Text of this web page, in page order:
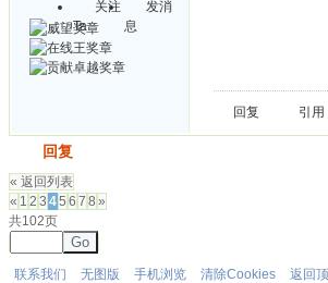
关注
Ta
发消
息
回复 引用
回复
« 返回列表
« 1 2 3 45 6 7 8 »
共102页
Go
联系我们 无图版 手机浏览 清除Cookies
返回